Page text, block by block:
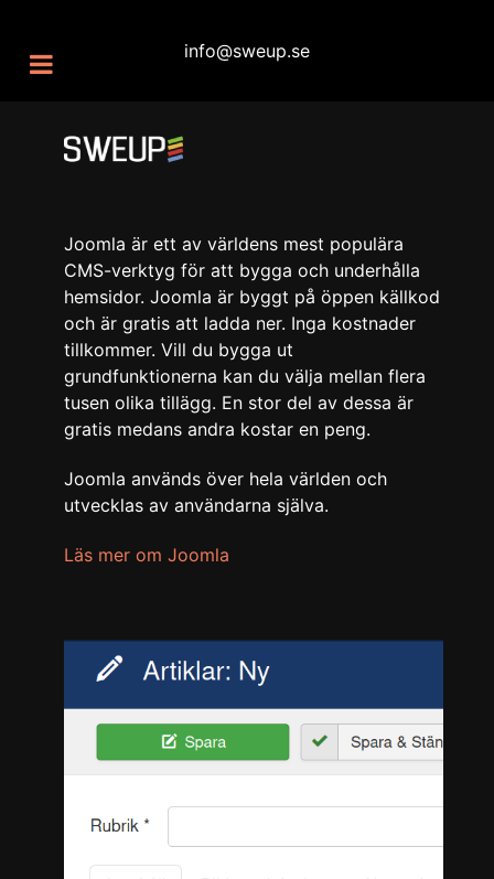
info@sweup.se
Joomla är ett av världens mest populära
CMS-verktyg för att bygga och underhålla
hemsidor. Joomla är byggt på öppen källkod
och är gratis att ladda ner. Inga kostnader
tillkommer. Vill du bygga ut
grundfunktionerna kan du välja mellan flera
tusen olika tillägg. En stor del av dessa är
gratis medans andra kostar en peng.
Joomla används över hela världen och
utvecklas av användarna själva.
Läs mer om Joomla